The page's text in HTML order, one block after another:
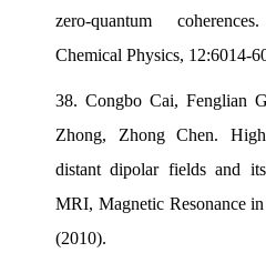
zero-quantum
Chemical Physics, 12:6014-
38. Congbo Cai, Fenglian
Zhong, Zhong Chen.
distant dipolar fields and
MRI, Magnetic Resonance
(2010).